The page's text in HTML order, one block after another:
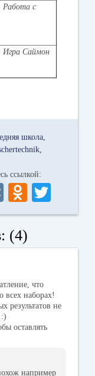
Работа с
Игра Саймон
школа
ссылкой:
V
K
O
dn
la
ni
ki
wi
r
(4)
что
всех наборах!
результатов не
:)
оставлять
например